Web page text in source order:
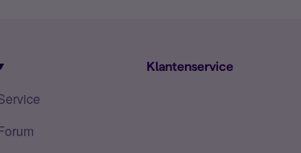
Klantenservice